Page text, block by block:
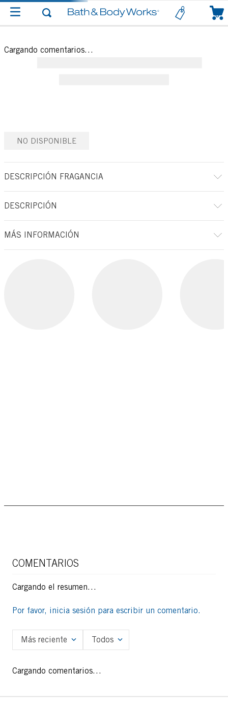
0
Cargando comentarios…
NO DISPONIBLE
DESCRIPCIÓN FRAGANCIA
DESCRIPCIÓN
MÁS INFORMACIÓN
COMENTARIOS
Cargando el resumen…
Por favor, inicia sesión para escribir un comentario.
Más reciente Todos
Cargando comentarios…